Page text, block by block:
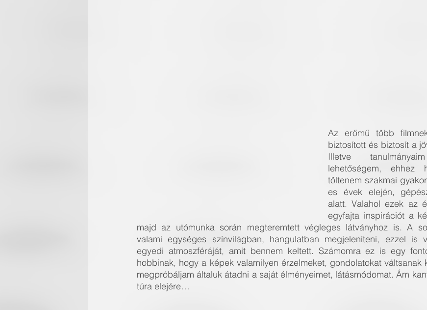
Az erőmű több
biztosított és biztosít a
Illetve
lehetőségem, ehhez
töltenem szakmai
es évek elején,
alatt. Valahol ezek az
egyfajta inspirációt a
majd az utómunka során megteremtett végleges látványhoz is. A
valami egységes színvilágban, hangulatban megjeleníteni, ezzel is
egyedi atmoszféráját, amit bennem keltett. Számomra ez is egy
hobbinak, hogy a képek valamilyen érzelmeket, gondolatokat váltsanak
megpróbáljam általuk átadni a saját élményeimet, látásmódomat. Ám
túra elejére…